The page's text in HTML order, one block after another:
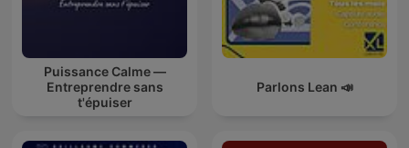
Puissance Calme —
Entreprendre sans
t'épuiser
Parlons Lean 📣